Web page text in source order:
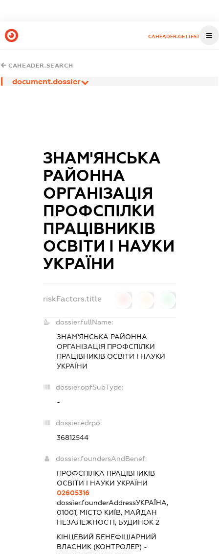
CAHEADER.GETTEST
CAHEADER.SEARCH
document.dossier
ЗНАМ'ЯНСЬКА
РАЙОННА
ОРГАНІЗАЦІЯ
ПРОФСПІЛКИ
ПРАЦІВНИКІВ
ОСВІТИ І НАУКИ
УКРАЇНИ
riskFactors.title
dossier.fullName:
ЗНАМ'ЯНСЬКА РАЙОННА
ОРГАНІЗАЦІЯ ПРОФСПІЛКИ
ПРАЦІВНИКІВ ОСВІТИ І НАУКИ
УКРАЇНИ
dossier.opfSubType:
-
dossier.edrpo:
36812544
dossier.foundersAndBenef:
ПРОФСПІЛКА ПРАЦІВНИКІВ
ОСВІТИ І НАУКИ УКРАЇНИ
02605316
dossier.founderAddressУКРАЇНА,
01001, МІСТО КИЇВ, МАЙДАН
НЕЗАЛЕЖНОСТІ, БУДИНОК 2
КІНЦЕВИЙ БЕНЕФІЦІАРНИЙ
ВЛАСНИК (КОНТРОЛЕР) -